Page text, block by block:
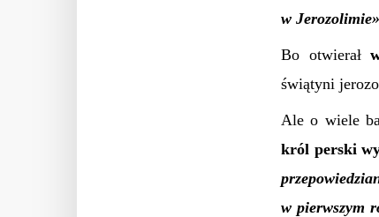
w
Bo otwierał
świątyni
Ale o wiele
król perski
w pierwszym